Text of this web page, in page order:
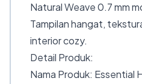
Natural Weave 0.7 mm
Tampilan hangat,
interior cozy.
Detail Produk:
Nama Produk: Essential